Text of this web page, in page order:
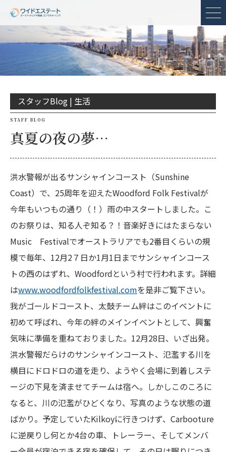
メ
スタッフBlog | 生活
STAFF BLOG
真夏の夜の夢…
洪水警報が出るサンシャインコースト（Sunshine
Coast）で、25周年を迎えたWoodford Folk Festivalが
今年もいつもの通り（！）雨の中スタートしました。こ
のお祭りは、知る人ぞ知る？！音楽好きにはたまらない
Music Festivalでオーストラリアでも2番目くらいの規
模で毎年、12月2７日か1月1日までサンシャインコース
トの西のはずれ、Woodfordという村で行われます。詳細
はwww.woodfordfolkfestival.comを是非ご覧下さい。
我がゴールドコースト、太鼓チーム絆はこのイベントに
初めて呼ばれ、今年の絆のメインイベントとして、興奮
気味に準備を重ねておりました。12月28日、いざ出発。
洪水警報だらけのサンシャインコースト、氾濫する川を
横目にドロドロの道を走り、ようやく会場に到着しステ
ージの下見を済ませてチームは宿へ。しかしこのころに
なると、川の氾濫がひどくなり、写真のような状態の道
ばかり。予定していたKilkoyに行きつけず、Carbooture
に逆戻りし何とか4台の車、トレーラー、そしてメンバ